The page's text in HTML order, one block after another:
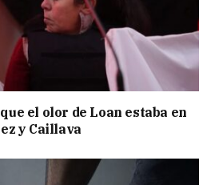
el olor de Loan estaba en
y Caillava